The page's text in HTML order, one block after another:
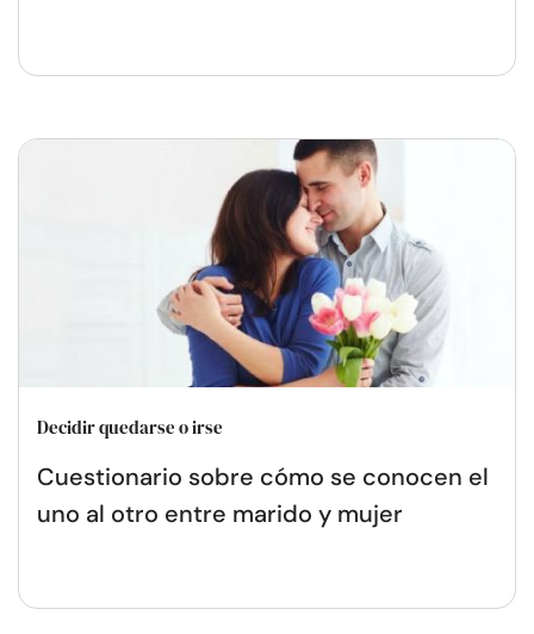
Decidir quedarse o irse
Cuestionario sobre cómo se conocen el
uno al otro entre marido y mujer